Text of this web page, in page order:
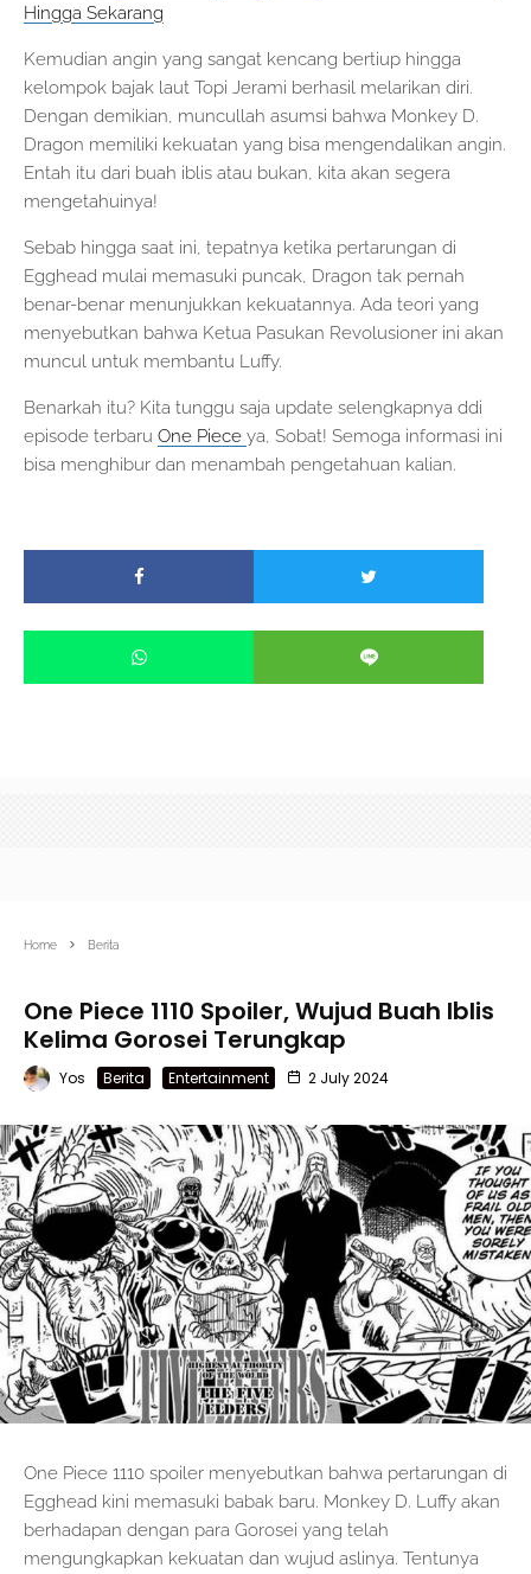
Hingga Sekarang
Kemudian angin yang sangat kencang bertiup hingga
kelompok bajak laut Topi Jerami berhasil melarikan diri.
Dengan demikian, muncullah asumsi bahwa Monkey D.
Dragon memiliki kekuatan yang bisa mengendalikan angin.
Entah itu dari buah iblis atau bukan, kita akan segera
mengetahuinya!
Sebab hingga saat ini, tepatnya ketika pertarungan di
Egghead mulai memasuki puncak, Dragon tak pernah
benar-benar menunjukkan kekuatannya. Ada teori yang
menyebutkan bahwa Ketua Pasukan Revolusioner ini akan
muncul untuk membantu Luffy.
Benarkah itu? Kita tunggu saja update selengkapnya ddi
episode terbaru One Piece ya, Sobat! Semoga informasi ini
bisa menghibur dan menambah pengetahuan kalian.
Home Berita
One Piece 1110 Spoiler, Wujud Buah Iblis
Kelima Gorosei Terungkap
Yos Berita Entertainment 2 July 2024
One Piece 1110 spoiler menyebutkan bahwa pertarungan di
Egghead kini memasuki babak baru. Monkey D. Luffy akan
berhadapan dengan para Gorosei yang telah
mengungkapkan kekuatan dan wujud aslinya. Tentunya